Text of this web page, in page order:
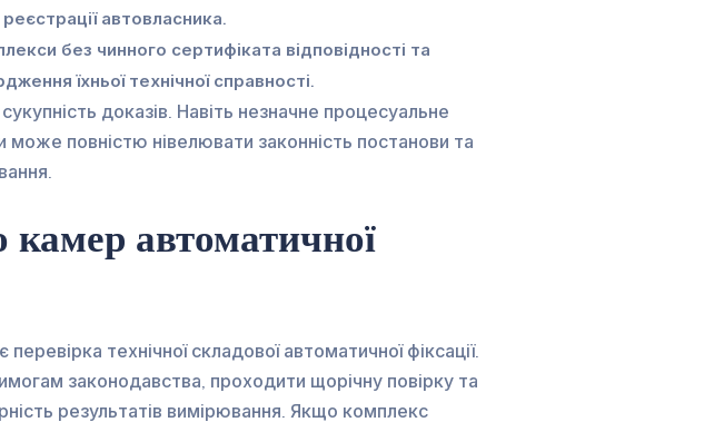
автовласника.
без чинного сертифіката відповідності та
їхньої технічної справності.
доказів. Навіть незначне процесуальне
повністю нівелювати законність постанови та
камер автоматичної
технічної складової автоматичної фіксації.
законодавства, проходити щорічну повірку та
результатів вимірювання. Якщо комплекс